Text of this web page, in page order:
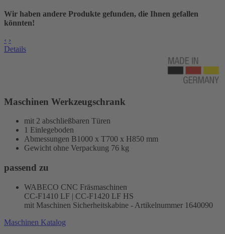
Wir haben andere Produkte gefunden, die Ihnen gefallen
könnten!
‹ ›
Details
Maschinen Werkzeugschrank
mit 2 abschließbaren Türen
1 Einlegeboden
Abmessungen B1000 x T700 x H850 mm
Gewicht ohne Verpackung 76 kg
passend zu
WABECO CNC Fräsmaschinen
CC-F1410 LF | CC-F1420 LF HS
mit Maschinen Sicherheitskabine - Artikelnummer 1640090
Maschinen Katalog